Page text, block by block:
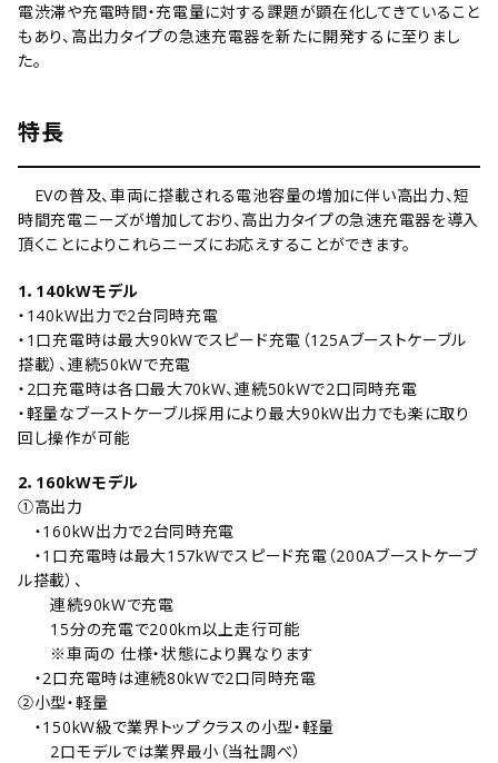
電渋滞や充電時間・充電量に対する課題が顕在化してきていること
もあり、高出力タイプの急速充電器を新たに開発するに至りまし
た。
特長
EVの普及、車両に搭載される電池容量の増加に伴い高出力、短
時間充電ニーズが増加しており、高出力タイプの急速充電器を導入
頂くことによりこれらニーズにお応えすることができます。
1．140kWモデル
・140kW出力で2台同時充電
・1口充電時は最大90kWでスピード充電（125Aブーストケーブル
搭載）、連続50kWで充電
・2口充電時は各口最大70kW、連続50kWで2口同時充電
・軽量なブーストケーブル採用により最大90kW出力でも楽に取り
回し操作が可能
2． 160kWモデル
①高出力
・160kW出力で2台同時充電
・1口充電時は最大157kWでスピード充電（200Aブーストケーブ
ル搭載）、
連続90kWで充電
15分の充電で200km以上走行可能
※車両の 仕様・状態により異なります
・2口充電時は連続80kWで2口同時充電
②小型・軽量
・150kW級で業界トップクラスの小型・軽量
2口モデルでは業界最小（当社調べ）